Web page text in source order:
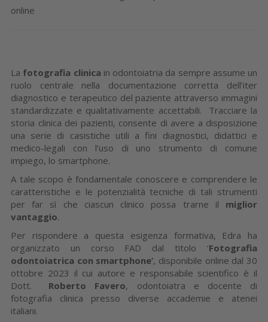
online
La fotografia clinica in odontoiatria da sempre assume un
ruolo centrale nella documentazione corretta dell’iter
diagnostico e terapeutico del paziente attraverso immagini
standardizzate e qualitativamente accettabili. Tracciare la
storia clinica dei pazienti, consente di avere a disposizione
una serie di casistiche utili a fini diagnostici, didattici e
medico-legali con l’uso di uno strumento di comune
impiego, lo smartphone.
A tale scopo è fondamentale conoscere e comprendere le
caratteristiche e le potenzialità tecniche di tali strumenti
per far sì che ciascun clinico possa trarne il miglior
vantaggio.
Per rispondere a questa esigenza formativa, Edra ha
organizzato un corso FAD dal titolo ‘Fotografia
odontoiatrica con smartphone’, disponibile online dal 30
ottobre 2023 il cui autore e responsabile scientifico è il
Dott. Roberto Favero, odontoiatra e docente di
fotografia clinica presso diverse accademie e atenei
italiani.